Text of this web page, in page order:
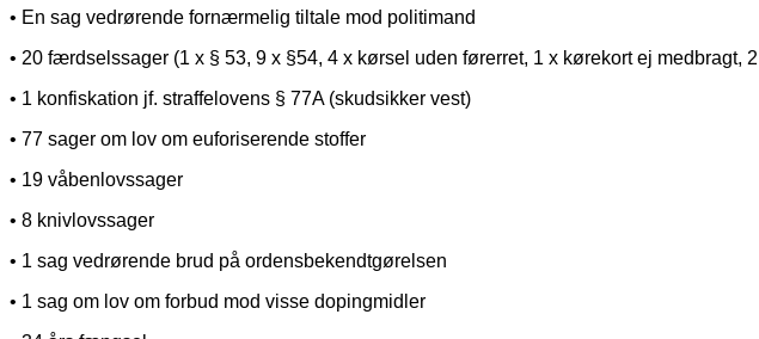
• En sag vedrørende fornærmelig tiltale mod politimand
• 20 færdselssager (1 x § 53, 9 x §54, 4 x kørsel uden førerret, 1 x kørekort ej
• 1 konfiskation jf. straffelovens § 77A (skudsikker vest)
• 77 sager om lov om euforiserende stoffer
• 19 våbenlovssager
• 8 knivlovssager
• 1 sag vedrørende brud på ordensbekendtgørelsen
• 1 sag om lov om forbud mod visse dopingmidler